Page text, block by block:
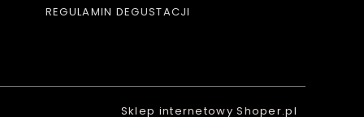
REGULAMIN DEGUSTACJI
Sklep internetowy Shoper.pl